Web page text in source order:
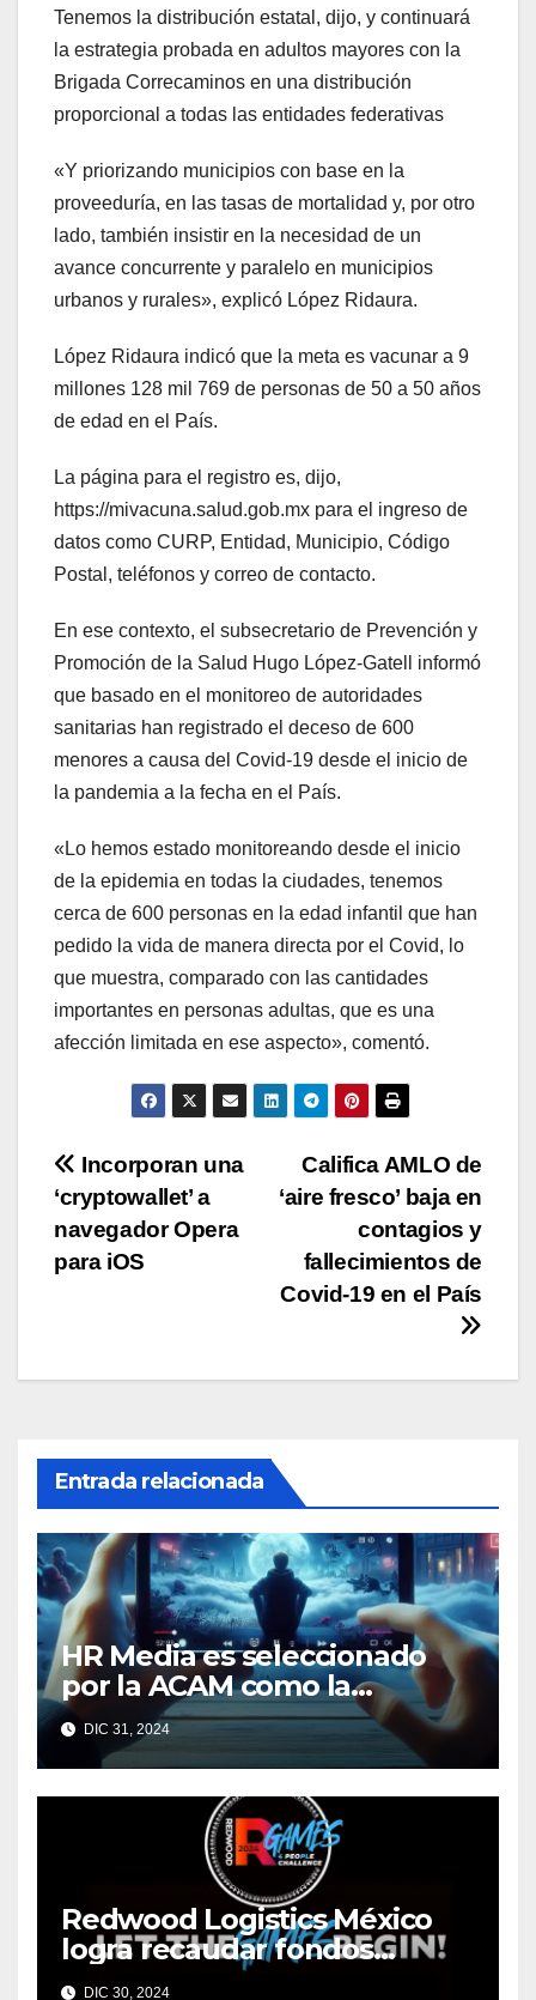
Tenemos la distribución estatal, dijo, y continuará
la estrategia probada en adultos mayores con la
Brigada Correcaminos en una distribución
proporcional a todas las entidades federativas
«Y priorizando municipios con base en la
proveeduría, en las tasas de mortalidad y, por otro
lado, también insistir en la necesidad de un
avance concurrente y paralelo en municipios
urbanos y rurales», explicó López Ridaura.
López Ridaura indicó que la meta es vacunar a 9
millones 128 mil 769 de personas de 50 a 50 años
de edad en el País.
La página para el registro es, dijo,
https://mivacuna.salud.gob.mx para el ingreso de
datos como CURP, Entidad, Municipio, Código
Postal, teléfonos y correo de contacto.
En ese contexto, el subsecretario de Prevención y
Promoción de la Salud Hugo López-Gatell informó
que basado en el monitoreo de autoridades
sanitarias han registrado el deceso de 600
menores a causa del Covid-19 desde el inicio de
la pandemia a la fecha en el País.
«Lo hemos estado monitoreando desde el inicio
de la epidemia en todas la ciudades, tenemos
cerca de 600 personas en la edad infantil que han
pedido la vida de manera directa por el Covid, lo
que muestra, comparado con las cantidades
importantes en personas adultas, que es una
afección limitada en ese aspecto», comentó.
Navegación
de
entradas
Califica AMLO de
‘aire fresco’ baja en
contagios y
fallecimientos de
Covid-19 en el País
Incorporan una
‘cryptowallet’ a
navegador Opera
para iOS
Entrada relacionada
HR Media es seleccionado
por la ACAM como la
medición oficial de
audiencias de video en
México
DIC 31, 2024
Redwood Logistics México
logra recaudar fondos
mediante su evento anual
DIC 30, 2024